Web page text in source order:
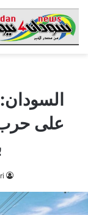
على حرب